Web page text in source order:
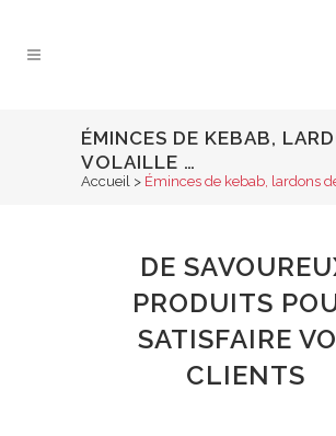
ÉMINCES DE KEBAB,
VOLAILLE …
Accueil > Éminces de kebab, lardons
DE
PRODUITS
SATISFAIRE
CLIENTS